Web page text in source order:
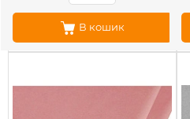
В кошик